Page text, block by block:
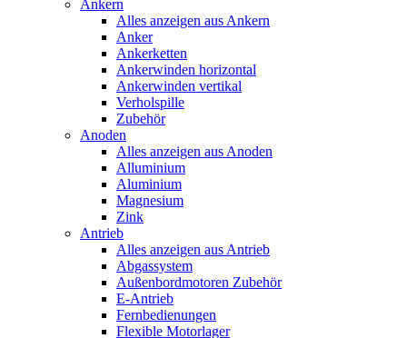
Ankern
Alles anzeigen aus Ankern
Anker
Ankerketten
Ankerwinden horizontal
Ankerwinden vertikal
Verholspille
Zubehör
Anoden
Alles anzeigen aus Anoden
Alluminium
Aluminium
Magnesium
Zink
Antrieb
Alles anzeigen aus Antrieb
Abgassystem
Außenbordmotoren Zubehör
E-Antrieb
Fernbedienungen
Flexible Motorlager